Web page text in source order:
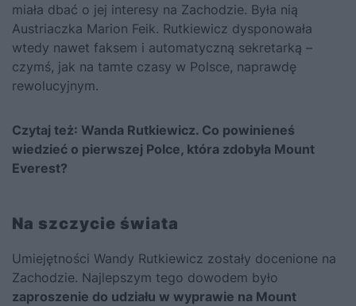
miała dbać o jej interesy na Zachodzie. Była nią
Austriaczka Marion Feik. Rutkiewicz dysponowała
wtedy nawet faksem i automatyczną sekretarką –
czymś, jak na tamte czasy w Polsce, naprawdę
rewolucyjnym.
Czytaj też: Wanda Rutkiewicz. Co powinieneś
wiedzieć o pierwszej Polce, która zdobyła Mount
Everest?
Na szczycie świata
Umiejętności Wandy Rutkiewicz zostały docenione na
Zachodzie. Najlepszym tego dowodem było
zaproszenie do udziału w wyprawie na Mount